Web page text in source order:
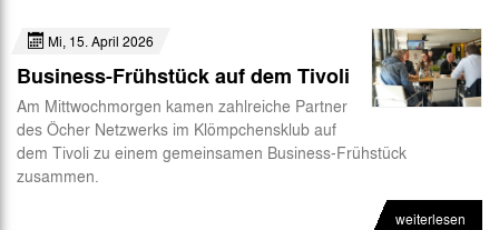
Mi, 15. April 2026
Business-Frühstück auf dem Tivoli
Am Mittwochmorgen kamen zahlreiche Partner
des Öcher Netzwerks im Klömpchensklub auf
dem Tivoli zu einem gemeinsamen Business-Frühstück
zusammen.
weiterlesen